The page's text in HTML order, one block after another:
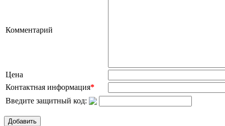
Комментарий
Цена
Контактная информация*
Введите защитный код:
Добавить